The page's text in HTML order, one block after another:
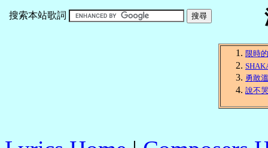
搜索本站歌詞
限時
勇敢
說不哭